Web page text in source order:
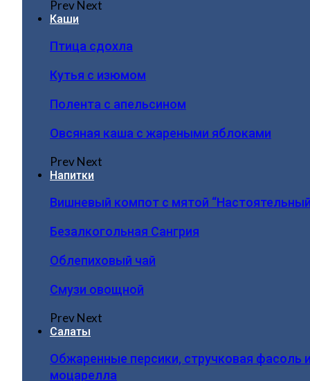
PrevNext
Каши
Птица сдохла
Кутья с изюмом
Полента с апельсином
Овсяная каша с жареными яблоками
PrevNext
Напитки
Вишневый компот с мятой
Безалкогольная Сангрия
Облепиховый чай
Смузи овощной
PrevNext
Салаты
Обжаренные персики, стручковая фасоль
моцарелла